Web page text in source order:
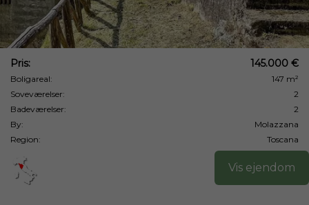
Pris: 145.000 €
Boligareal:
147 m²
Soveværelser:
2
Badeværelser:
2
By:
Molazzana
Region:
Toscana
Vis ejendom